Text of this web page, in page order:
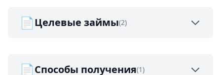
📄Целевые займы(2)
📄Способы получения(1)